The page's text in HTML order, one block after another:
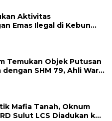
Aktivitas
Emas Ilegal di Kebun
Temukan Objek Putusan
dengan SHM 79, Ahli Waris
Mafia Tanah, Oknum
Sulut LCS Diadukan ke